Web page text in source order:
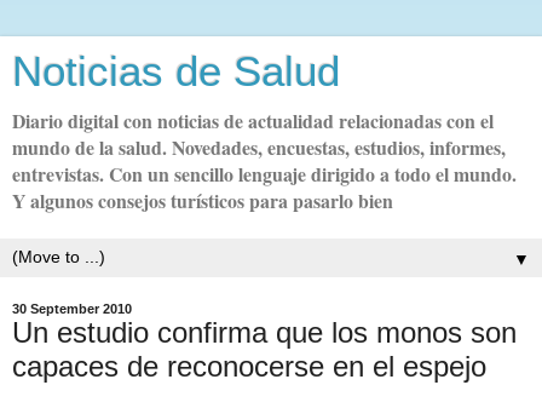
Noticias de Salud
Diario digital con noticias de actualidad relacionadas con el
mundo de la salud. Novedades, encuestas, estudios, informes,
entrevistas. Con un sencillo lenguaje dirigido a todo el mundo.
Y algunos consejos turísticos para pasarlo bien
▼
30 September 2010
Un estudio confirma que los monos son
capaces de reconocerse en el espejo